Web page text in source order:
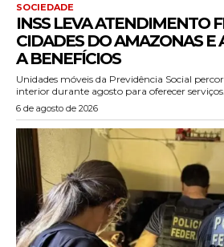
SOCIEDADE
INSS LEVA ATENDIMENTO
CIDADES DO AMAZONAS E
A BENEFÍCIOS
Unidades móveis da Previdência Social
interior durante agosto para oferecer serviços...
6 de agosto de 2026